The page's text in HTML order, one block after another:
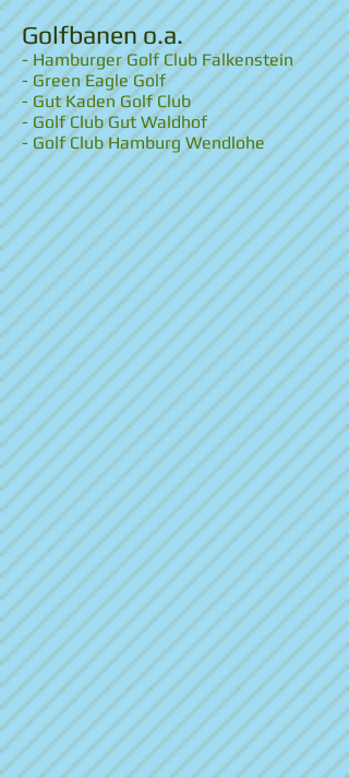
Golfbanen o.a.
- Hamburger Golf Club Falkenstein
- Green Eagle Golf
- Gut Kaden Golf Club
- Golf Club Gut Waldhof
- Golf Club Hamburg Wendlohe